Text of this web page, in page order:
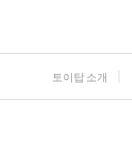
토이탑 소개